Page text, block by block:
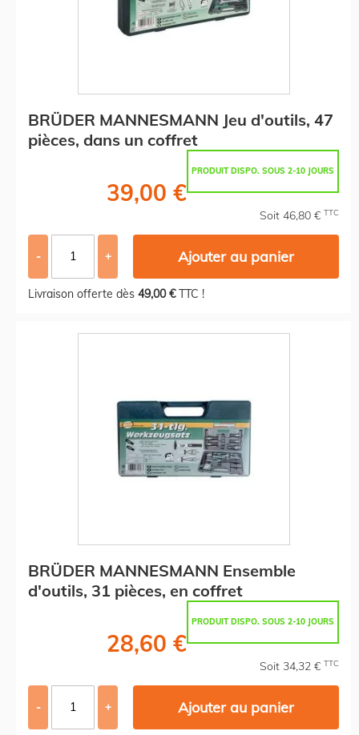
BRÜDER MANNESMANN Jeu d'outils, 47
pièces, dans un coffret
PRODUIT DISPO. SOUS 2-10 JOURS
39,00 €
Soit 46,80 € TTC
- + Ajouter au panier
Livraison offerte dès 49,00 €TTC !
BRÜDER MANNESMANN Ensemble
d'outils, 31 pièces, en coffret
PRODUIT DISPO. SOUS 2-10 JOURS
28,60 €
Soit 34,32 € TTC
- + Ajouter au panier